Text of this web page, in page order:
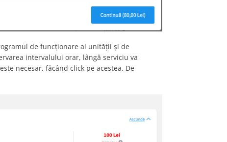
de funcționare al unității și de
intervalului orar, lângă serviciu va
necesar, făcând click pe acestea. De